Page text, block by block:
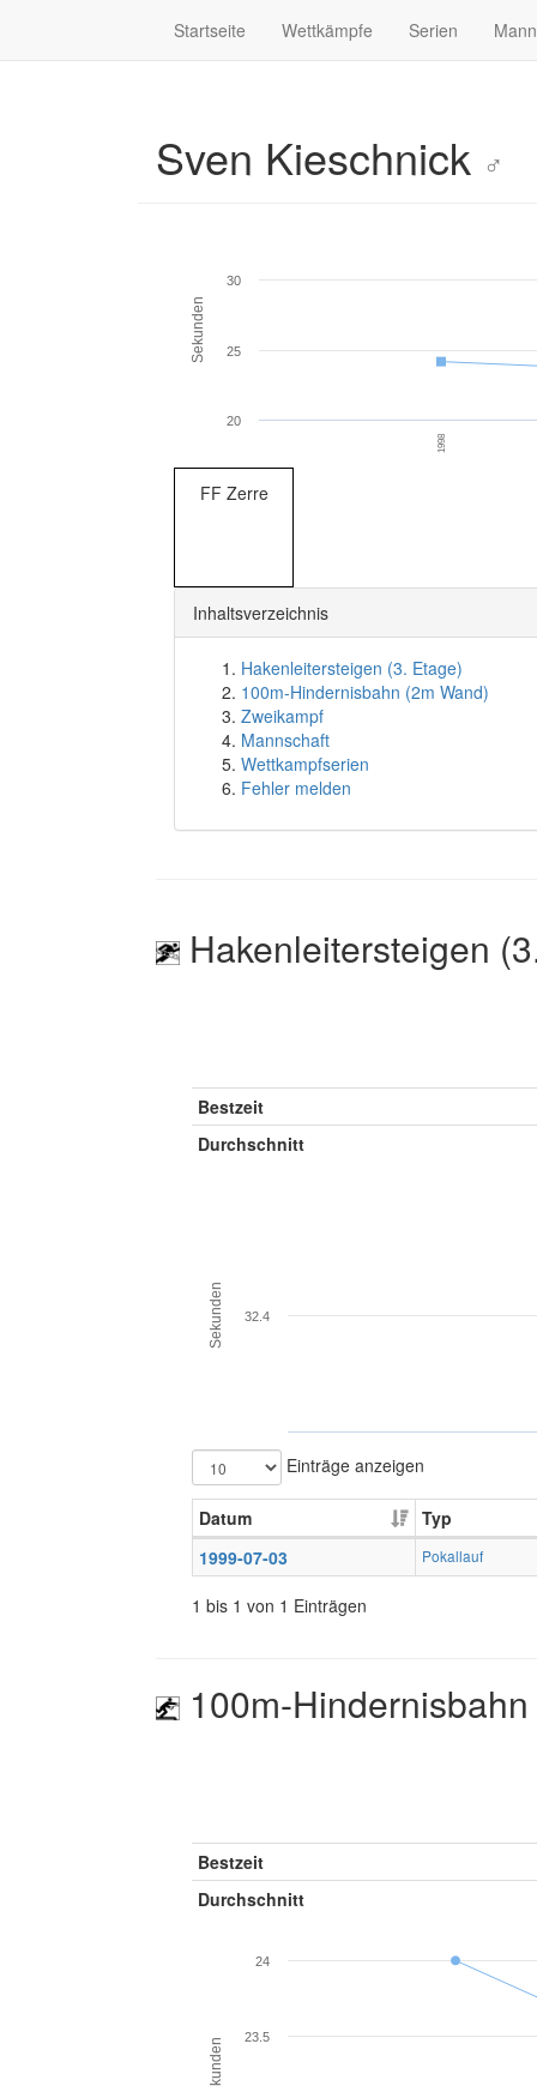
Startseite Wettkämpfe Serien
Sven Kieschnick ♂
Sekunden
1998
20
25
30
FF Zerre
Inhaltsverzeichnis
Hakenleitersteigen (3. Etage)
100m-Hindernisbahn (2m Wand)
Zweikampf
Mannschaft
Wettkampfserien
Fehler melden
Hakenleitersteigen
Bestzeit
Durchschnitt
Sekunden 32.4
Einträge anzeigen
Datum
Typ
1999-07-03
Pokallauf
1 bis 1 von 1 Einträgen
100m-
Bestzeit
Durchschnitt
Sekunden 23.5
24